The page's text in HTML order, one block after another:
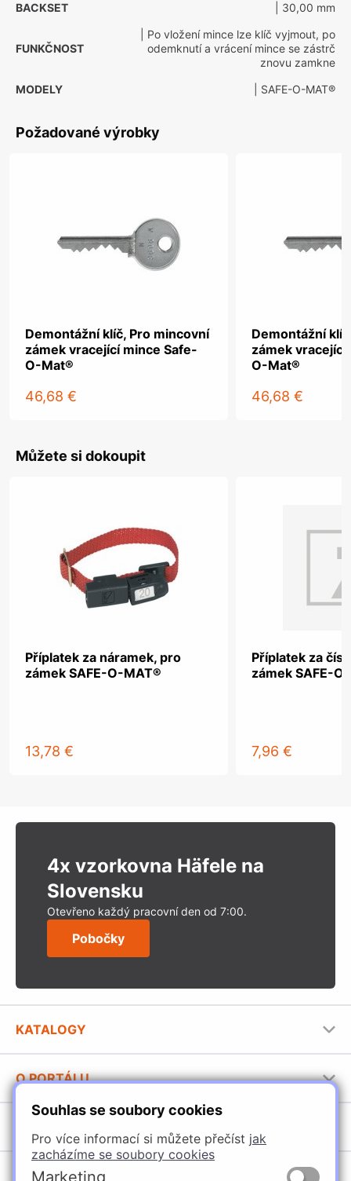
Souhlas se soubory cookies
Pro více informací si můžete přečíst jak
zacházíme se soubory cookies
Marketing
BACKSET
| 30,00 mm
FUNKČNOST
| Po vložení mince lze klíč vyjmout, po
odemknutí a vrácení mince se zástrč
znovu zamkne
MODELY
| SAFE-O-MAT®
Požadované výrobky
Demontážní klíč, Pro mincovní
zámek vracející mince Safe-
O-Mat®
46,68 €
Demontážní
zámek vracející
O-Mat®
46,68 €
Můžete si dokoupit
Příplatek za náramek, pro
zámek SAFE-O-MAT®
13,78 €
Příplatek za
zámek SAFE-
7,96 €
4x vzorkovna Häfele na
Slovensku
Otevřeno každý pracovní den od 7:00.
Pobočky
KATALOGY
Stavební katalog Häfele
Brožury Häfele
O PORTÁLU
Provozovatel portálu
Jak používat portál
Úchytky
POBOČKY